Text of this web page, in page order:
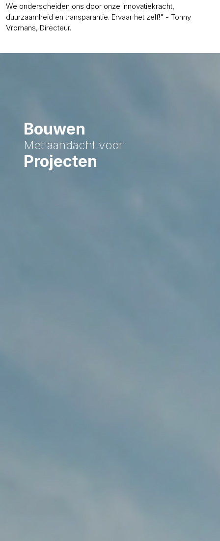
We onderscheiden ons door onze innovatiekracht,
duurzaamheid en transparantie. Ervaar het zelf!" - Tonny
Vromans, Directeur.
Bouwen
Met aandacht voor
Projecten